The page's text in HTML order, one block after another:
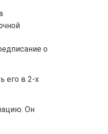
о
его в 2-х
Он